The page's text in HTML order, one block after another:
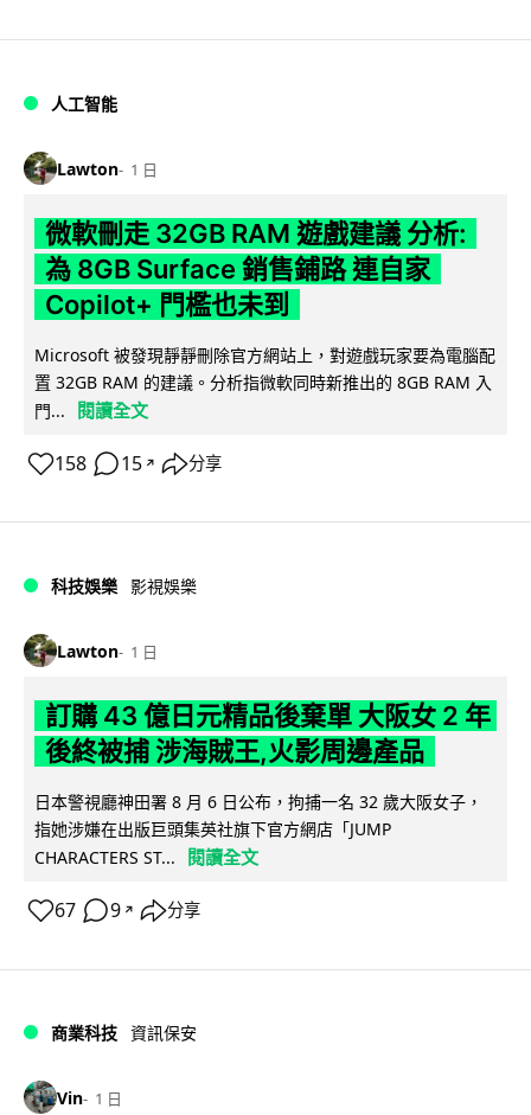
人工智能
Lawton 1 日
微軟刪走 32GB RAM 遊戲建議 分析:
為 8GB Surface 銷售鋪路 連自家
Copilot+ 門檻也未到
Microsoft 被發現靜靜刪除官方網站上，對遊戲玩家要為電腦配
置 32GB RAM 的建議。分析指微軟同時新推出的 8GB RAM 入
門...
閱讀全文
158 15 ↗ 分享
科技娛樂 影視娛樂
Lawton 1 日
訂購 43 億日元精品後棄單 大阪女 2 年
後終被捕 涉海賊王,火影周邊產品
日本警視廳神田署 8 月 6 日公布，拘捕一名 32 歲大阪女子，
指她涉嫌在出版巨頭集英社旗下官方網店「JUMP
CHARACTERS ST...
閱讀全文
67 9 ↗ 分享
商業科技 資訊保安
Vin 1 日